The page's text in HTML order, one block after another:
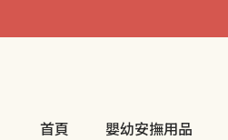
首頁 嬰幼安撫用品